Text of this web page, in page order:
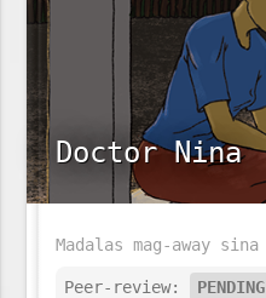
Doctor Nina
Peer-review: PENDING